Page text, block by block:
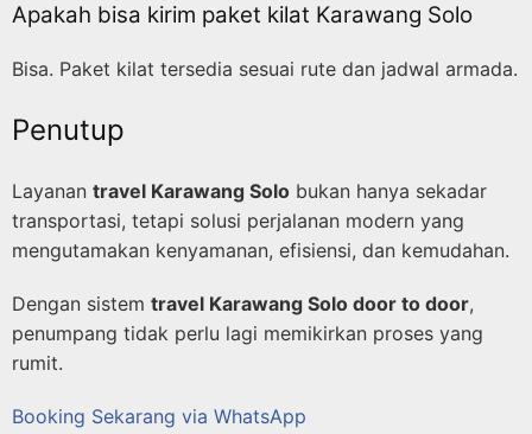
Apakah bisa kirim paket kilat Karawang Solo
Bisa. Paket kilat tersedia sesuai rute dan jadwal armada.
Penutup
Layanan travel Karawang Solo bukan hanya sekadar
transportasi, tetapi solusi perjalanan modern yang
mengutamakan kenyamanan, efisiensi, dan kemudahan.
Dengan sistem travel Karawang Solo door to door,
penumpang tidak perlu lagi memikirkan proses yang
rumit.
Booking Sekarang via WhatsApp